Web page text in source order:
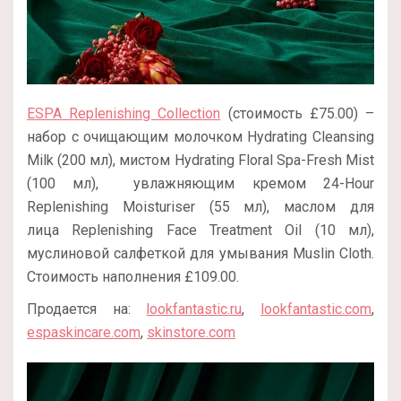
ESPA Replenishing Collection (стоимость £75.00) –
набор с очищающим молочком Hydrating Cleansing
Milk (200 мл), мистом Hydrating Floral Spa-Fresh Mist
(100 мл), увлажняющим кремом 24-Hour
Replenishing Moisturiser (55 мл), маслом для
лица Replenishing Face Treatment Oil (10 мл),
муслиновой салфеткой для умывания Muslin Cloth.
Стоимость наполнения £109.00.
Продается на: lookfantastic.ru, lookfantastic.com,
espaskincare.com, skinstore.com